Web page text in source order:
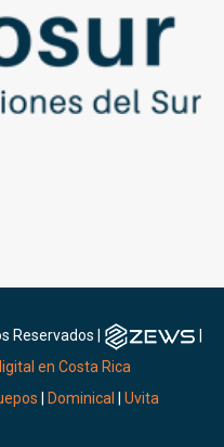
Reservados |
en Costa Rica
Dominical Uvita